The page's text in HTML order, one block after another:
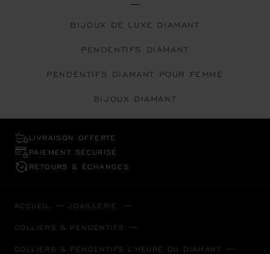
BIJOUX DE LUXE DIAMANT
PENDENTIFS DIAMANT
PENDENTIFS DIAMANT POUR FEMME
BIJOUX DIAMANT
LIVRAISON OFFERTE
PAIEMENT SÉCURISÉ
RETOURS & ÉCHANGES
ACCUEIL JOAILLERIE
COLLIERS & PENDENTIFS
COLLIERS & PENDENTIFS L'HEURE DU DIAMANT